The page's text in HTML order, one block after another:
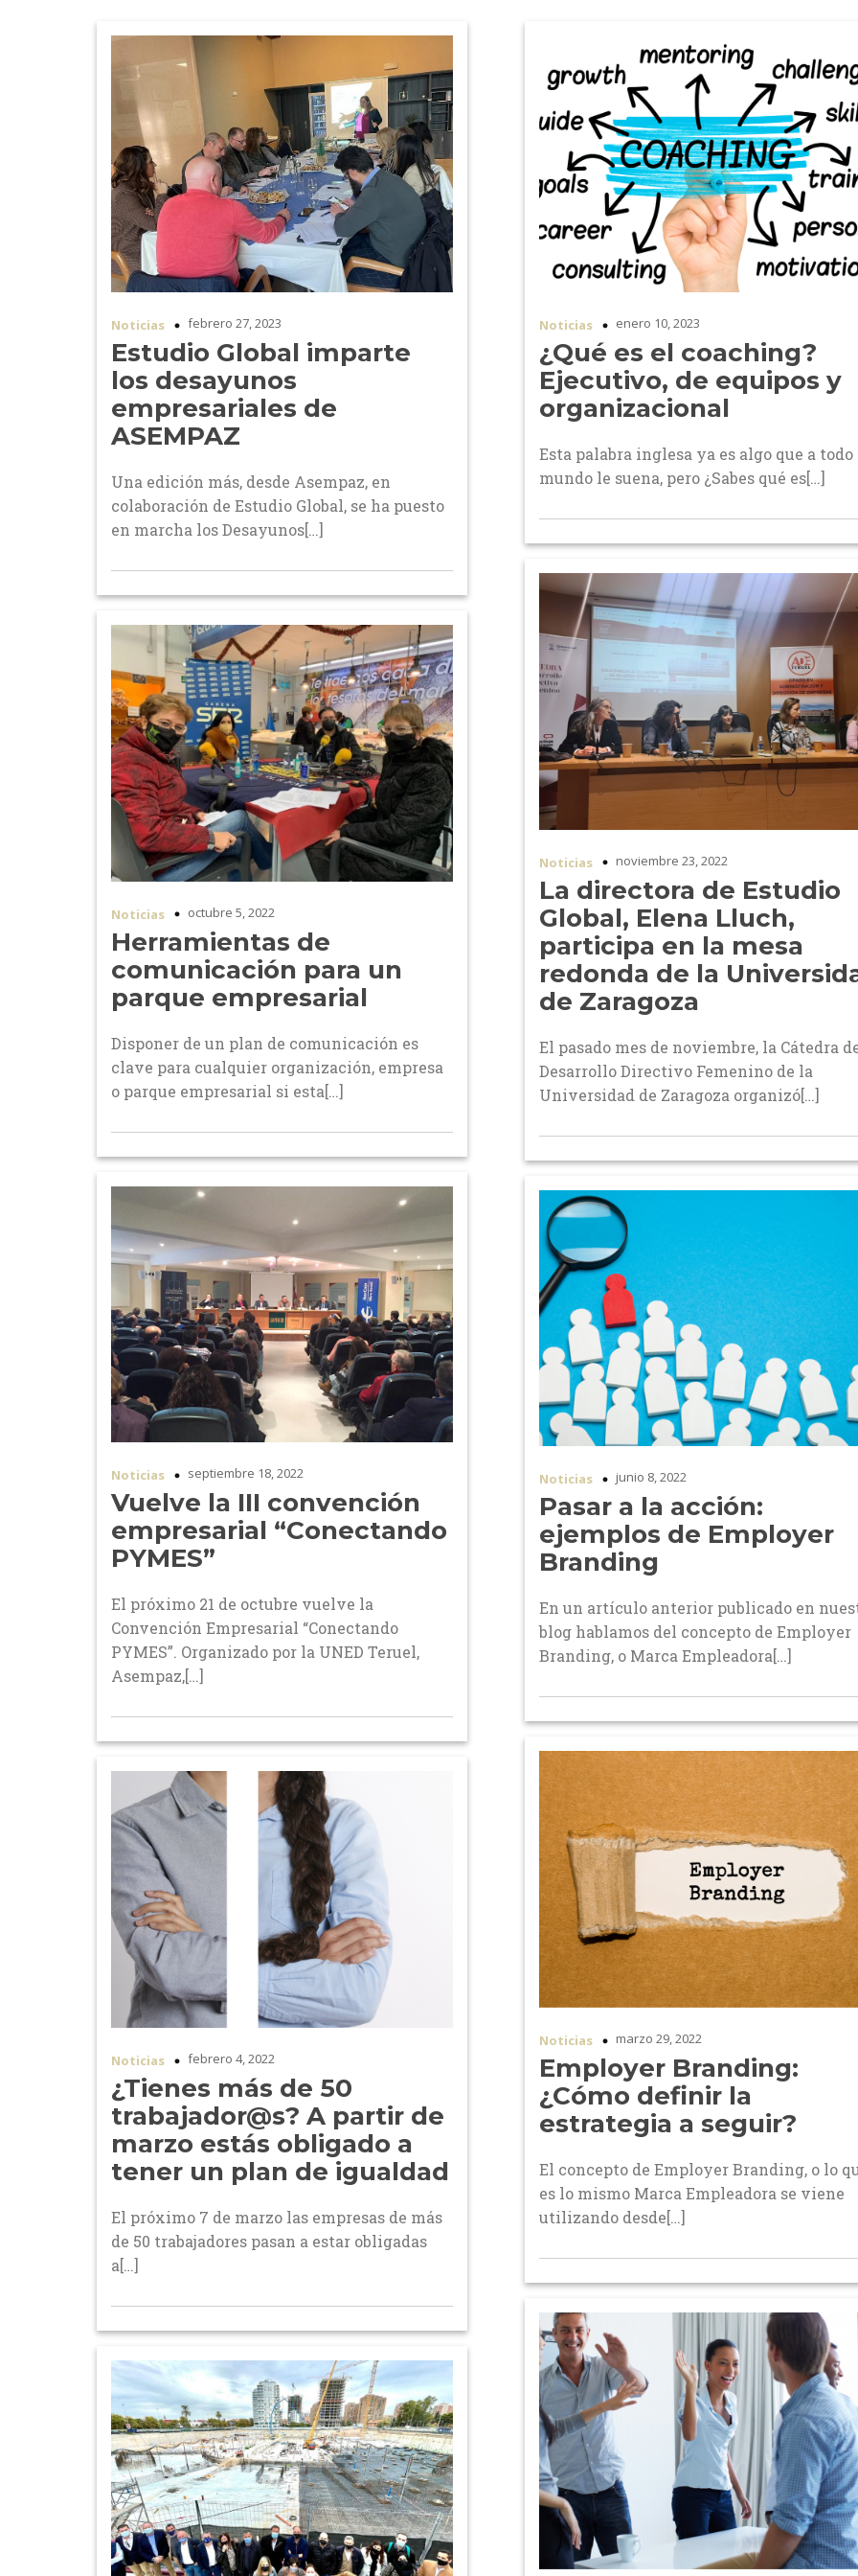
Noticias febrero 27, 2023
Estudio Global imparte
los desayunos
empresariales de
ASEMPAZ
Una edición más, desde Asempaz, en
colaboración de Estudio Global, se ha puesto
en marcha los Desayunos[…]
Noticias enero 10, 2023
¿Qué es el coaching?
Ejecutivo, de equipos y
organizacional
Esta palabra inglesa ya es algo que a todo
mundo le suena, pero ¿Sabes qué es[…]
Noticias noviembre 23, 2022
La directora de Estudio
Global, Elena Lluch,
participa en la mesa
redonda de la
de Zaragoza
El pasado mes de noviembre, la Cátedra
Desarrollo Directivo Femenino de la
Universidad de Zaragoza organizó[…]
Noticias octubre 5, 2022
Herramientas de
comunicación para un
parque empresarial
Disponer de un plan de comunicación es
clave para cualquier organización, empresa
o parque empresarial si esta[…]
Noticias septiembre 18, 2022
Vuelve la III convención
empresarial “Conectando
PYMES”
El próximo 21 de octubre vuelve la
Convención Empresarial “Conectando
PYMES”. Organizado por la UNED Teruel,
Asempaz,[…]
Noticias junio 8, 2022
Pasar a la acción:
ejemplos de Employer
Branding
En un artículo anterior publicado en
blog hablamos del concepto de Employer
Branding, o Marca Empleadora[…]
Noticias marzo 29, 2022
Employer Branding:
¿Cómo definir la
estrategia a seguir?
El concepto de Employer Branding, o lo
es lo mismo Marca Empleadora se viene
utilizando desde[…]
Noticias febrero 4, 2022
¿Tienes más de 50
trabajador@s? A partir de
marzo estás obligado a
tener un plan de igualdad
El próximo 7 de marzo las empresas de más
de 50 trabajadores pasan a estar obligadas
a[…]